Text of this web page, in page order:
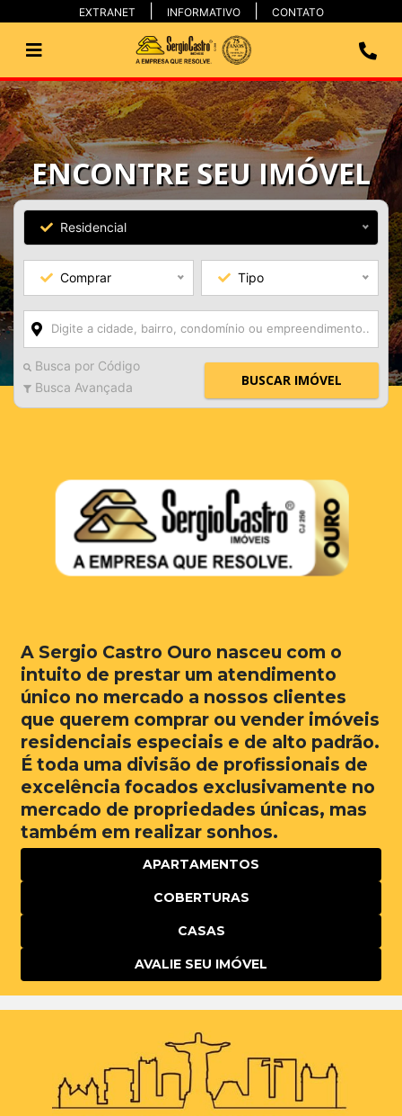
EXTRANET INFORMATIVO CONTATO
ENCONTRE SEU IMÓVEL
Residencial
Comprar Tipo
Busca por Código
Busca Avançada
BUSCAR IMÓVEL
A Sergio Castro Ouro nasceu com o
intuito de prestar um atendimento
único no mercado a nossos clientes
que querem comprar ou vender imóveis
residenciais especiais e de alto padrão.
É toda uma divisão de profissionais de
excelência focados exclusivamente no
mercado de propriedades únicas, mas
também em realizar sonhos.
APARTAMENTOS
COBERTURAS
CASAS
AVALIE SEU IMÓVEL